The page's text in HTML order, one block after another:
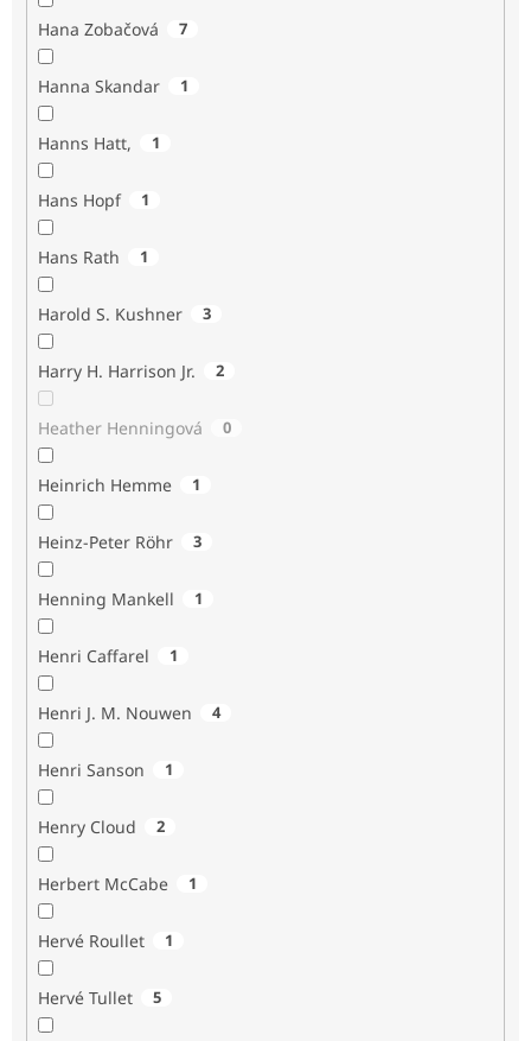
Hana Zobačová 7
Hanna Skandar 1
Hanns Hatt, 1
Hans Hopf 1
Hans Rath 1
Harold S. Kushner 3
Harry H. Harrison Jr. 2
Heather Henningová 0
Heinrich Hemme 1
Heinz-Peter Röhr 3
Henning Mankell 1
Henri Caffarel 1
Henri J. M. Nouwen 4
Henri Sanson 1
Henry Cloud 2
Herbert McCabe 1
Hervé Roullet 1
Hervé Tullet 5